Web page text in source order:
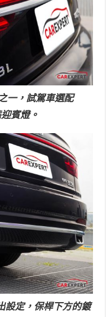
一，試駕車選配
賓燈。
設定，保桿下方的鍍